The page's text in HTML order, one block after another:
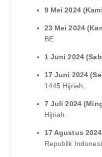
9 Mei 2024
23 Mei 2024
BE.
1 Juni 2024
17 Juni 2024
1445 Hijriah.
7 Juli 2024
Hijriah.
17 Agustus
Republik